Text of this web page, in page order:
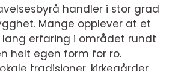
handler i stor grad
Mange opplever at et
erfaring i området rundt
helt egen form for ro.